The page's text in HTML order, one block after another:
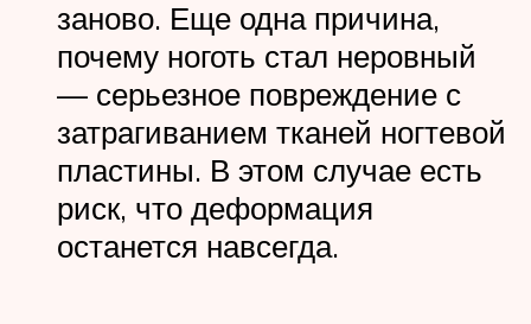
заново. Еще одна причина,
почему ноготь стал неровный
— серьезное повреждение с
затрагиванием тканей ногтевой
пластины. В этом случае есть
риск, что деформация
останется навсегда.